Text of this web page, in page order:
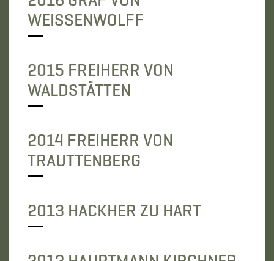
WEISSENWOLFF
2015 FREIHERR VON
WALDSTÄTTEN
2014 FREIHERR VON
TRAUTTENBERG
2013 HACKHER ZU HART